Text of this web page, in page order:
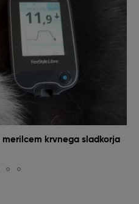
merilcem krvnega sladkorja